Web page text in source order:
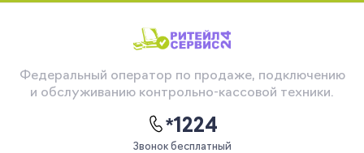
Федеральный оператор по продаже, подключению
и обслуживанию контрольно-кассовой техники.
*1224
Звонок бесплатный